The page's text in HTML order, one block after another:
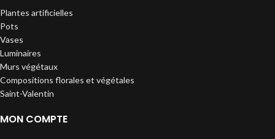
Plantes artificielles
Pots
Vases
Luminaires
Murs végétaux
Compositions florales et végétales
Saint-Valentin
MON COMPTE